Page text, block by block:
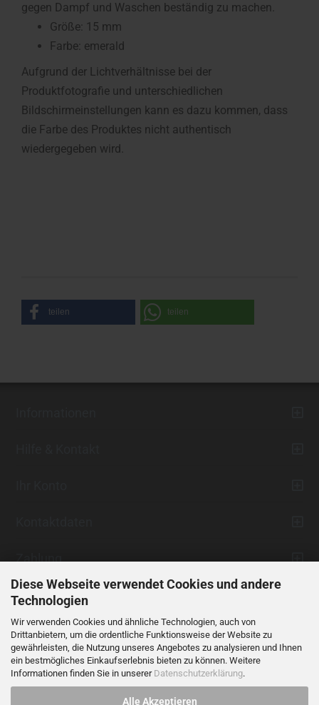
Diese Webseite verwendet Cookies und andere
Technologien
Wir verwenden Cookies und ähnliche Technologien, auch von
Drittanbietern, um die ordentliche Funktionsweise der Website zu
gewährleisten, die Nutzung unseres Angebotes zu analysieren und Ihnen
ein bestmögliches Einkaufserlebnis bieten zu können. Weitere
Informationen finden Sie in unserer Datenschutzerklärung.
Alle Akzeptieren
gegen Dampf und Waschen beständig zu machen.
Größe: 15 mm
Farbe: emerald
Aufgrund der Lichtverhältnisse bei der
Produktfotografie und unterschiedlichen
Bildschirmeinstellungen kann es dazu kommen, dass
die Farbe des Produktes nicht authentisch
wiedergegeben wird.
teilen teilen
Zahlung
Vertrag widerrufen